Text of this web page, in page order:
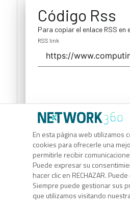
En esta página web utilizamos
cookies para ofrecerle una
permitirle recibir
Puede expresar su
hacer clic en RECHAZAR.
Siempre puede gestionar sus
que utilizamos visitando
Código Rss
Para copiar el enlace RSS
RSS link
Código Rss
Para copiar el enlace RSS